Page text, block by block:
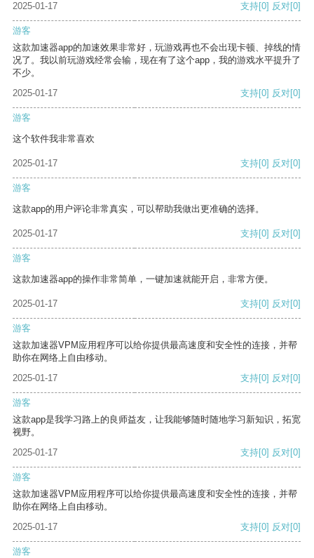
2025-01-17 支持[0] 反对[0]
游客
这款加速器app的加速效果非常好，玩游戏再也不会出现卡顿、掉线的情
况了。我以前玩游戏经常会输，现在有了这个app，我的游戏水平提升了
不少。
2025-01-17
支持[0] 反对[0]
游客
这个软件我非常喜欢
2025-01-17 支持[0] 反对[0]
游客
这款app的用户评论非常真实，可以帮助我做出更准确的选择。
2025-01-17 支持[0] 反对[0]
游客
这款加速器app的操作非常简单，一键加速就能开启，非常方便。
2025-01-17 支持[0] 反对[0]
游客
这款加速器VPM应用程序可以给你提供最高速度和安全性的连接，并帮
助你在网络上自由移动。
2025-01-17
支持[0] 反对[0]
游客
这款app是我学习路上的良师益友，让我能够随时随地学习新知识，拓宽
视野。
2025-01-17
支持[0] 反对[0]
游客
这款加速器VPM应用程序可以给你提供最高速度和安全性的连接，并帮
助你在网络上自由移动。
2025-01-17
支持[0] 反对[0]
游客